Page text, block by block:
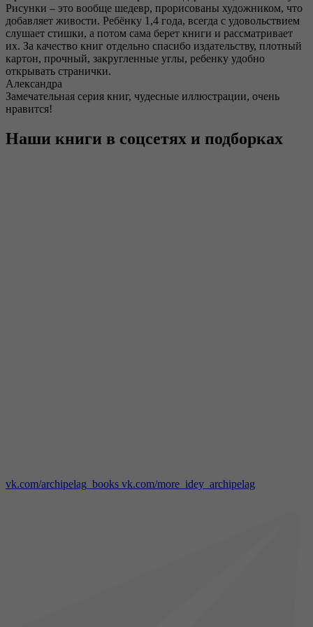
Рисунки – это вообще шедевр, прорисованы художником, что
добавляет живости. Ребёнку 1,4 года, всегда с удовольствием
слушает стишки, а потом сама берет книги и рассматривает
их. За качество книг отдельно спасибо издательству, плотный
картон, прочный, закругленные углы, ребенку удобно
открывать странички.
Александра
Замечательная серия книг, чудесные иллюстрации, очень
нравится!
Наши книги в соцсетях и подборках
vk.com/archipelag_books vk.com/more_idey_archipelag